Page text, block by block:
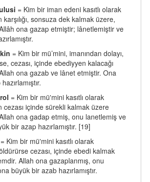
= Kim bir iman edeni kasıtlı olarak
sonsuza dek kalmak üzere,
ona gazap etmiştir; lânetlemiştir ve
= Kim bir mü’mini, imanından dolayı,
cezası, içinde ebediyyen kalacağı
ona gazab ve lânet etmiştir. Ona
= Kim bir mü'mini kasıtlı olarak
cezası içinde sürekli kalmak üzere
ona gadap etmiş, onu lanetlemiş ve
bir azap hazırlamıştır. [19]
= Kim bir mü'mini kasıtlı olarak
cezası, içinde ebedi kalmak
Allah ona gazaplanmış, onu
büyük bir azab hazırlamıştır.